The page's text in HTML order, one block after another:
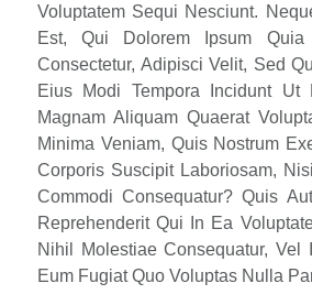
Voluptatem Sequi Nesciunt.
Est, Qui Dolorem Ipsum
Consectetur, Adipisci Velit, Sed
Eius Modi Tempora Incidunt Ut
Magnam Aliquam Quaerat
Minima Veniam, Quis Nostrum
Corporis Suscipit Laboriosam,
Commodi Consequatur? Quis
Reprehenderit Qui In Ea
Nihil Molestiae Consequatur, Vel
Eum Fugiat Quo Voluptas Nulla